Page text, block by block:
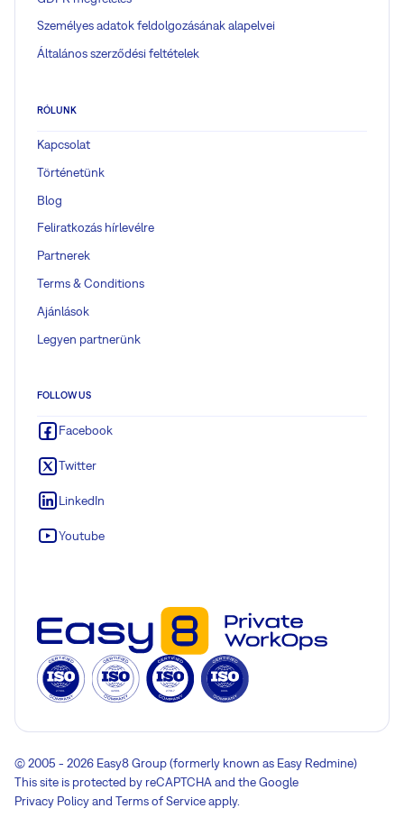
Személyes adatok feldolgozásának alapelvei
Általános szerződési feltételek
RÓLUNK
Kapcsolat
Történetünk
Blog
Feliratkozás hírlevélre
Partnerek
Terms & Conditions
Ajánlások
Legyen partnerünk
FOLLOW US
Facebook
Twitter
LinkedIn
Youtube
© 2005 - 2026 Easy8 Group (formerly known as Easy Redmine)
This site is protected by reCAPTCHA and the Google
Privacy Policyand Terms of Serviceapply.